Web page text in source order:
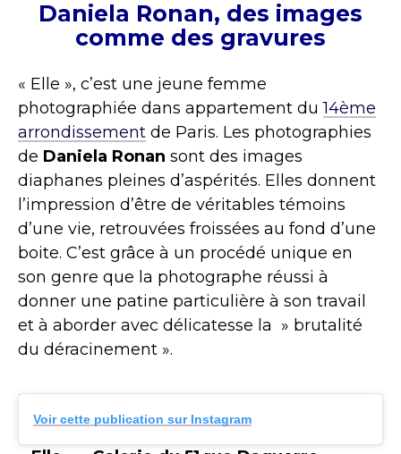
Daniela Ronan, des images
comme des gravures
« Elle », c’est une jeune femme
photographiée dans appartement du14ème
arrondissement de Paris. Les photographies
de Daniela Ronan sont des images
diaphanes pleines d’aspérités. Elles donnent
l’impression d’être de véritables témoins
d’une vie, retrouvées froissées au fond d’une
boite. C’est grâce à un procédé unique en
son genre que la photographe réussi à
donner une patine particulière à son travail
et à aborder avec délicatesse la » brutalité
du déracinement ».
Voir cette publication sur Instagram